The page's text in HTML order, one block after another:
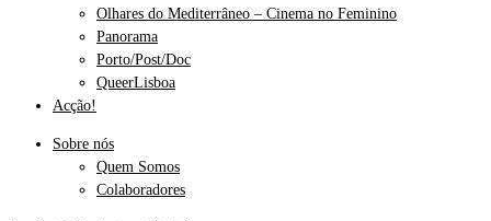
Olhares do Mediterrâneo – Cinema no Feminino
Panorama
Porto/Post/Doc
QueerLisboa
Acção!
Sobre nós
Quem Somos
Colaboradores